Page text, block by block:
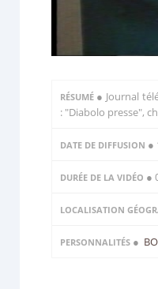
RÉSUMÉ ● Journal
: "Diabolo presse",
DATE DE DIFFUSION ●
DURÉE DE LA VIDÉO ●
LOCALISATION
PERSONNALITÉS ●